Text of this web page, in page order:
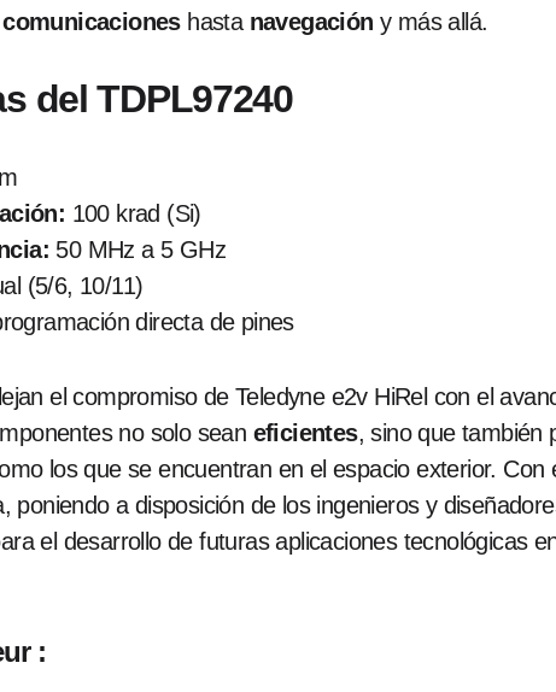
comunicacioneshasta navegación y más allá.
del TDPL97240
100 krad (Si)
50 MHz a 5 GHz
(5/6, 10/11)
directa de pines
el compromiso de Teledyne e2v HiRel con el
no solo sean eficientes, sino que también
los que se encuentran en el espacio exterior.
poniendo a disposición de los ingenieros y
el desarrollo de futuras aplicaciones tecnológicas
: